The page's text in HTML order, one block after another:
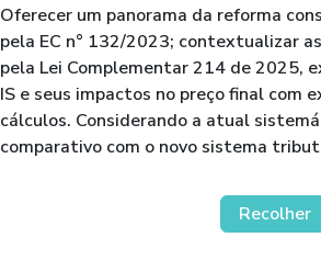
Oferecer um panorama da reforma
pela EC n° 132/2023; contextualizar
pela Lei Complementar 214 de 2025,
IS e seus impactos no preço final com
cálculos. Considerando a atual
comparativo com o novo sistema
Recolher